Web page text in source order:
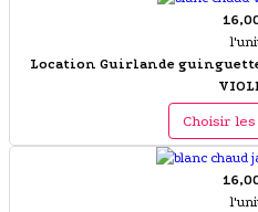
Location Guirlande guinguette
Choisir